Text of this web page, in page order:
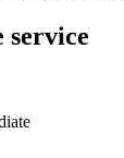
service